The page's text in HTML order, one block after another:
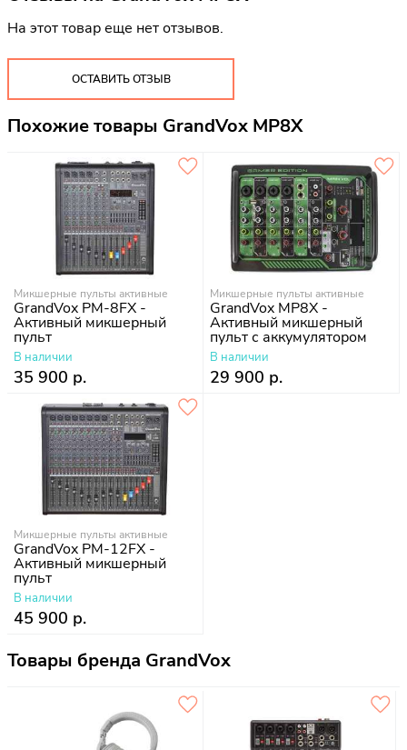
На этот товар еще нет отзывов.
ОСТАВИТЬ ОТЗЫВ
Похожие товары GrandVox MP8X
Микшерные пульты активные
GrandVox PM-8FX -
Активный микшерный
пульт
В наличии
35 900 р.
Микшерные пульты активные
GrandVox MP8X -
Активный микшерный
пульт с аккумулятором
В наличии
29 900 р.
Микшерные пульты активные
GrandVox PM-12FX -
Активный микшерный
пульт
В наличии
45 900 р.
Товары бренда GrandVox